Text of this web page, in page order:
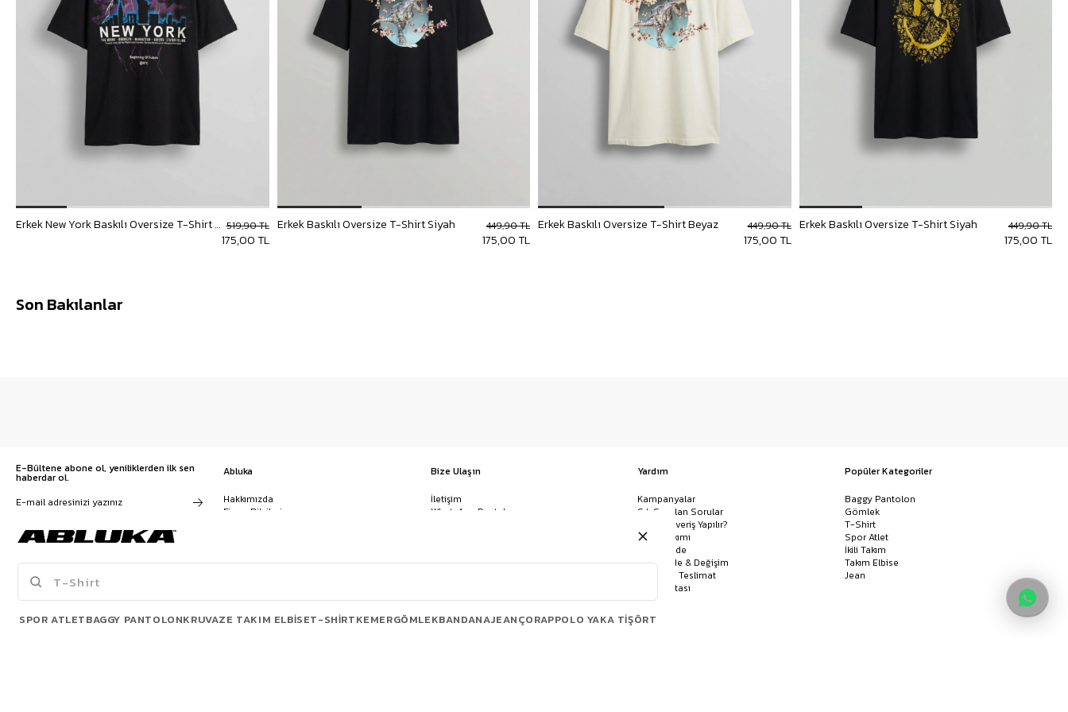
Erkek New York Baskılı Oversize T-Shirt Siyah
175,00 TL
519,90 TL Erkek Baskılı Oversize T-Shirt Siyah
175,00 TL
449,90 TL Erkek Baskılı Oversize T-Shirt Beyaz
175,00 TL
449,90 TL Erkek Baskılı Oversize T-Shirt Siyah
175,00 TL
449,90 TL
Son Bakılanlar
E-Bültene abone ol, yeniliklerden ilk sen
haberdar ol.
Kampanyalar, ürünler ve
değişiklikler hakkında e-mail ve
buradan ulaşabilirsin
Abluka
Hakkımızda
Firma Bilgileri
Sözleşmeler
Bize Ulaşın
İletişim
WhatsApp Destek
Havale/EFT ve Kapıda Ödeme
Yardım
Kampanyalar
Sık Sorulan Sorular
Nasıl Alışveriş Yapılır?
Giysi Bakımı
İptal & İade
Kolay İade & Değişim
Kargo ve Teslimat
Site Haritası
Popüler Kategoriler
Baggy Pantolon
Gömlek
T-Shirt
Spor Atlet
İkili Takım
Takım Elbise
Jean
SPOR ATLETBAGGY PANTOLONKRUVAZE TAKIM ELBISET-SHIRTKEMERGÖMLEKBANDANAJEANÇORAPPOLO YAKA TIŞÖRT